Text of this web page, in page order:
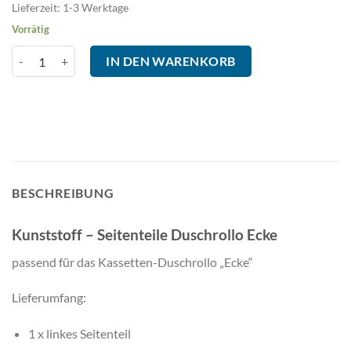
Lieferzeit: 1-3Werktage
Vorrätig
IN DEN WARENKORB
BESCHREIBUNG
Kunststoff – Seitenteile Duschrollo Ecke
passend für das Kassetten-Duschrollo „Ecke“
Lieferumfang:
1 x linkes Seitenteil